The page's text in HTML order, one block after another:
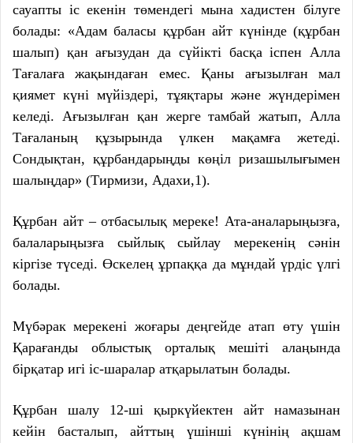
сауапты іс екенін төмендегі мына хадистен білуге
болады: «Адам баласы құрбан айт күнінде (құрбан
шалып) қан ағызудан да сүйікті басқа іспен Алла
Тағалаға жақындаған емес. Қаны ағызылған мал
қиямет күні мүйіздері, тұяқтары және жүндерімен
келеді. Ағызылған қан жерге тамбай жатып, Алла
Тағаланың құзырында үлкен мақамға жетеді.
Сондықтан, құрбандарыңды көңіл ризашылығымен
шалыңдар» (Тирмизи, Адахи,1).
Құрбан айт – отбасылық мереке! Ата-аналарыңызға,
балаларыңызға сыйлық сыйлау мерекенің сәнін
кіргізе түседі. Өскелең ұрпаққа да мұндай үрдіс үлгі
болады.
Мүбәрак мерекені жоғары деңгейде атап өту үшін
Қарағанды облыстық орталық мешіті алаңында
бірқатар игі іс-шаралар атқарылатын болады.
Құрбан шалу 12-ші қыркүйектен айт намазынан
кейін басталып, айттың үшінші күнінің ақшам